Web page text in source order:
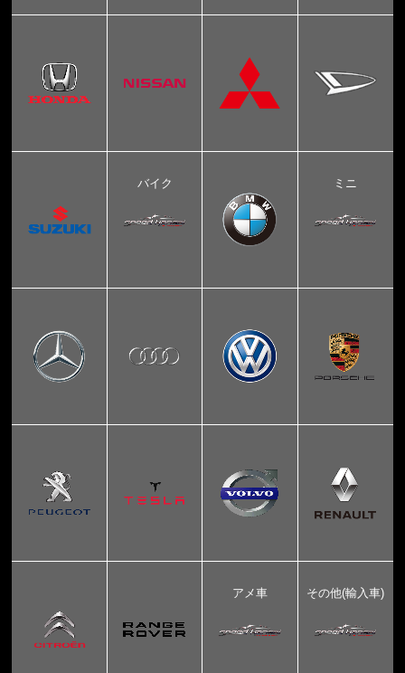
バイク ミニ
アメ車 その他(輸入車)